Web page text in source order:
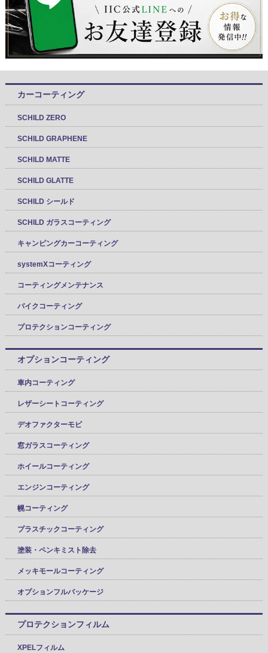
カーコーティング
SCHILD ZERO
SCHILD GRAPHENE
SCHILD MATTE
SCHILD GLATTE
SCHILD シールド
SCHILD ガラスコーティング
キャンピングカーコーティング
systemXコーティング
コーティングメンテナンス
バイクコーティング
プロテクションコーティング
オプションコーティング
車内コーティング
レザーシートコーティング
デオファクターモビ
窓ガラスコーティング
ホイールコーティング
エンジンコーティング
幌コーティング
プラスチックコーティング
塗装・ペンキミスト除去
メッキモールコーティング
オプションフルパッケージ
プロテクションフィルム
XPELフィルム